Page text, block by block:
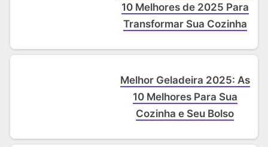
10 Melhores de 2025 Para
Transformar Sua Cozinha
Melhor Geladeira 2025: As
10 Melhores Para Sua
Cozinha e Seu Bolso